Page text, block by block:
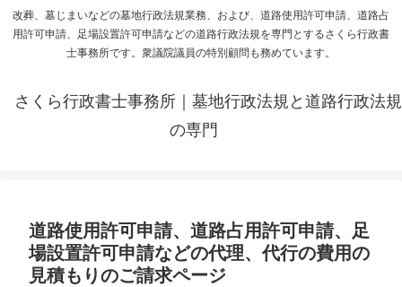
改葬、墓じまいなどの墓地行政法規業務、および、道路使用許可申請、道路占
用許可申請、足場設置許可申請などの道路行政法規を専門とするさくら行政書
士事務所です。衆議院議員の特別顧問も務めています。
さくら行政書士事務所｜墓地行政法規と道路行政法規
の専門
道路使用許可申請、道路占用許可申請、足
場設置許可申請などの代理、代行の費用の
見積もりのご請求ページ